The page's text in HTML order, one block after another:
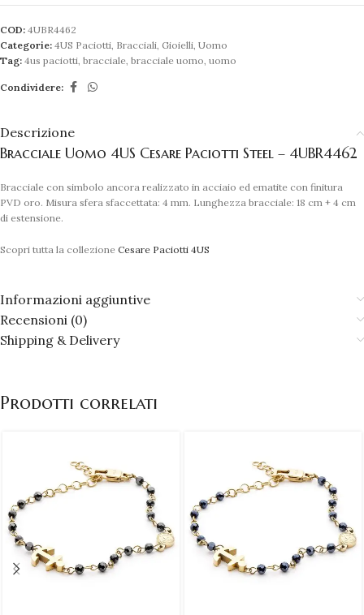
COD: 4UBR4462
Categorie: 4US Paciotti Bracciali Gioielli Uomo
Tag: 4us paciotti bracciale bracciale uomo uomo
Condividere:
Descrizione
Bracciale Uomo 4US Cesare Paciotti Steel – 4UBR4462
Bracciale con simbolo ancora realizzato in acciaio ed ematite con finitura
PVD oro. Misura sfera sfaccettata: 4 mm. Lunghezza bracciale: 18 cm + 4 cm
di estensione.
Scopri tutta la collezione Cesare Paciotti 4US
Informazioni aggiuntive
Recensioni (0)
Shipping & Delivery
Prodotti correlati